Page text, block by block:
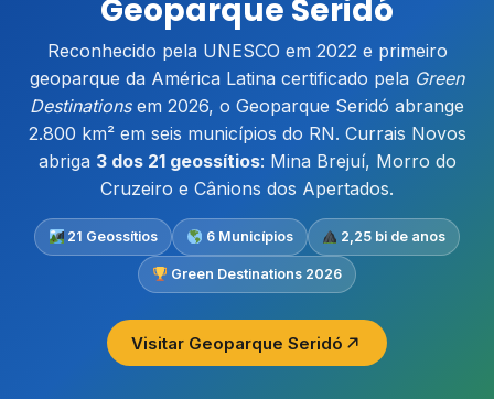
Geoparque Seridó
Reconhecido pela UNESCO em 2022 e primeiro
geoparque da América Latina certificado pela Green
Destinationsem 2026, o Geoparque Seridó abrange
2.800 km² em seis municípios do RN. Currais Novos
abriga 3 dos 21 geossítios: Mina Brejuí, Morro do
Cruzeiro e Cânions dos Apertados.
21 Geossítios 6 Municípios 2,25 bi de anos
Green Destinations 2026
Visitar Geoparque Seridó